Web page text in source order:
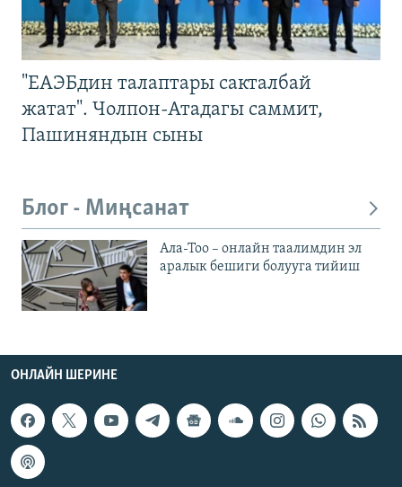
"ЕАЭБдин талаптары сакталбай
жатат". Чолпон-Атадагы саммит,
Пашиняндын сыны
Блог - Миңсанат
Ала-Тоо – онлайн таалимдин эл
аралык бешиги болууга тийиш
ОНЛАЙН ШЕРИНЕ